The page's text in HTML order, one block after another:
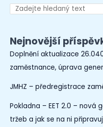
Nejnovější
Doplnění aktualizace
zaměstnance, úprava
JMHZ – předregistrace
Pokladna – EET 2.0 –
tržeb a jak se na ni